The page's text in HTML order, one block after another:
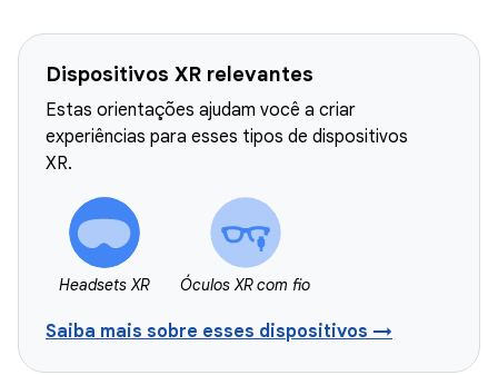
Dispositivos XR relevantes
Estas orientações ajudam você a criar
experiências para esses tipos de dispositivos
XR.
Headsets XR Óculos XR com fio
Saiba mais sobre esses dispositivos →